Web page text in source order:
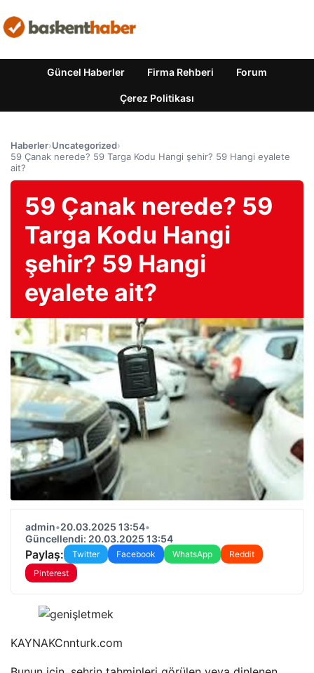
Güncel Haberler Firma Rehberi Forum
Çerez Politikası
Haberler›Uncategorized›
59 Çanak nerede? 59 Targa Kodu Hangi şehir? 59 Hangi eyalete
ait?
59 Çanak nerede? 59
Targa Kodu Hangi
şehir? 59 Hangi
eyalete ait?
admin•20.03.2025 13:54•
Güncellendi: 20.03.2025 13:54
Paylaş: Twitter Facebook WhatsApp
Reddit
Pinterest
KAYNAKCnnturk.com